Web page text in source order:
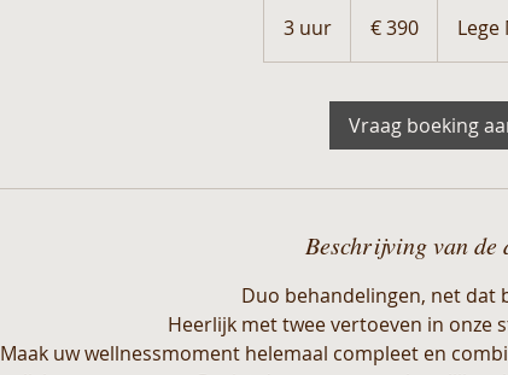
3 uur3
u
€ 390 Lege
Vraag boeking
Beschrijving van de
Duo behandelingen, net dat
Heerlijk met twee vertoeven in onze
Maak uw wellnessmoment helemaal compleet en